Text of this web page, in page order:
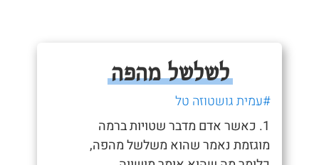
לשלשל מהפה
#עמית גושטוזה טל
1. כאשר אדם מדבר שטויות ברמה
מוגזמת נאמר שהוא משלשל מהפה,